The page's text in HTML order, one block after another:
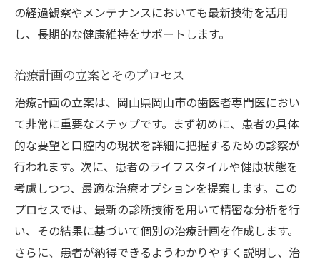
の経過観察やメンテナンスにおいても最新技術を活用
し、長期的な健康維持をサポートします。
治療計画の立案とそのプロセス
治療計画の立案は、岡山県岡山市の歯医者専門医におい
て非常に重要なステップです。まず初めに、患者の具体
的な要望と口腔内の現状を詳細に把握するための診察が
行われます。次に、患者のライフスタイルや健康状態を
考慮しつつ、最適な治療オプションを提案します。この
プロセスでは、最新の診断技術を用いて精密な分析を行
い、その結果に基づいて個別の治療計画を作成します。
さらに、患者が納得できるようわかりやすく説明し、治